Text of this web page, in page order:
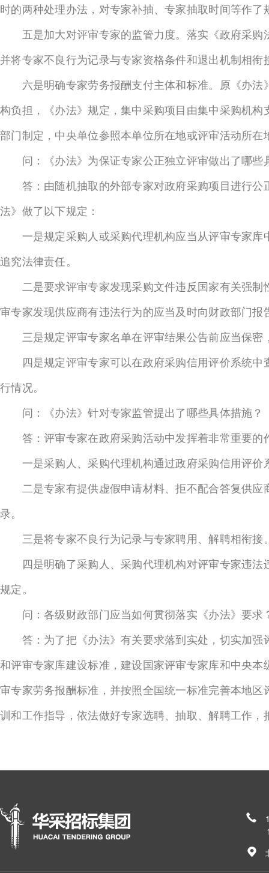
时的两种处理办法，对专家补抽、专家抽取时间等作了
五是加大对评审专家的监管力度。落实《政府采购
并将专家不良行为记录与专家资格条件和退出机制相
六是明确专家劳务报酬支付主体和标准。原《办法
构负担，《办法》规定，集中采购项目由集中采购机
部门制定，中央单位参照本单位所在地或评审活动所在
问：《办法》为保证专家公正独立评审做出了哪些
答：由随机抽取的外部专家对政府采购项目进行公
法》做了以下规定：
一是规定采购人或采购代理机构应当从评审专家库
追究法律责任。
二是要求评审专家发现采购文件违反国家有关强制
审专家发现供应商有违法行为的应当及时向财政部门
三是规定评审专家名单在评审结果公告前应当保密
四是规定评审专家可以在政府采购信用评价系统中
行情况。
问：《办法》针对专家监管提出了哪些具体措施？
答：评审专家在政府采购活动中发挥着非常重要的
一是采购人、采购代理机构通过政府采购信用评价
二是专家有提供虚假申请材料、拒不配合答复供应
录。
三是将专家不良行为记录与专家聘用、解聘相衔接
四是明确了采购人、采购代理机构对评审专家违法
规定。
问：各级财政部门应当如何贯彻落实《办法》要求
答：为了把《办法》有关要求落到实处，切实加强
和评审专家库建设标准，建设国家评审专家库和中央
审专家劳务报酬标准，并按照全国统一标准完善本地
训和工作指导，依法做好专家选聘、抽取、解聘工作